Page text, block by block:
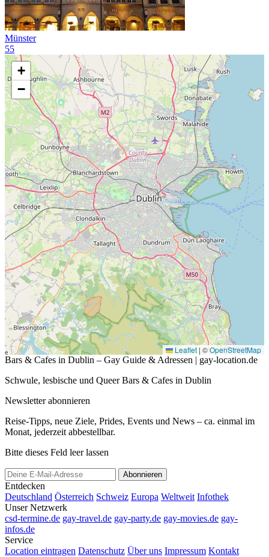
Münster
55
+
−
Leaflet | ©OpenStreetMap
Bars & Cafes in Dublin – Gay Guide & Adressen | gay-location.de
Schwule, lesbische und Queer Bars & Cafes in Dublin
Newsletter abonnieren
Reise-Tipps, neue Ziele, Prides, Events und News – ca. einmal im
Monat, jederzeit abbestellbar.
Bitte dieses Feld leer lassen
Abonnieren
Entdecken
Deutschland Österreich Schweiz Europa Weltweit Infothek
Unser Netzwerk
csd-termine.de gay-travel.de gay-party.de gay-movies.de gay-
infos.de
Service
Location eintragen Datenschutz Über uns Impressum Kontakt